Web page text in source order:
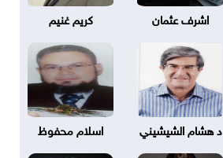
اشرف عثمان كريم غنيم
د هشام الشيشيني اسلام محفوظ